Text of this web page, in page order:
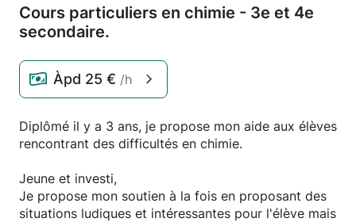
Cours particuliers en chimie - 3e et 4e
secondaire.
Àpd 25 € /h
Diplômé il y a 3 ans, je propose mon aide aux élèves
rencontrant des difficultés en chimie.
Jeune et investi,
Je propose mon soutien à la fois en proposant des
situations ludiques et intéressantes pour l'élève mais